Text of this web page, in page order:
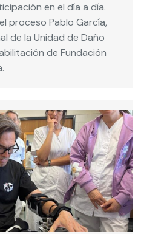
en el día a día.
proceso Pablo García,
de la Unidad de Daño
de Fundación